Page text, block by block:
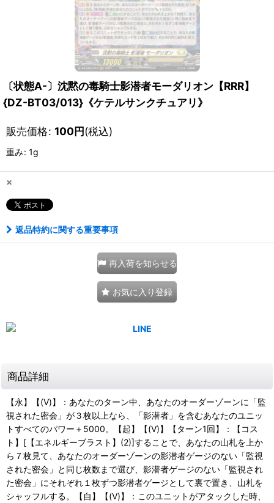
〔状態A-〕沈黙の毒騎士影潜者モーダリオン【RRR】
{DZ-BT03/013}《ケテルサンクチュアリ》
販売価格: 100円(税込)
重み: 1g
×
返品特約に関する重要事項
再入荷を知らせる
お気に入り登録
商品詳細
【永】【(V)】：あなたのターン中、あなたのオーダーゾーンに「監
視された密会」が３枚以上なら、「影潜者」を含むあなたのユニッ
トすべてのパワー＋5000。【起】【(V)】【ターン1回】：【コス
ト】[【エネルギーブラスト】(2)]することで、あなたの山札を上か
ら７枚見て、あなたのオーダーゾーンの影潜者ゲージのない「監視
された密会」と同じ枚数まで選び、影潜者ゲージのない「監視され
た密会」にそれぞれ１枚ずつ影潜者ゲージとして裏で置き、山札を
シャッフルする。【自】【(V)】：このユニットがアタックした時、